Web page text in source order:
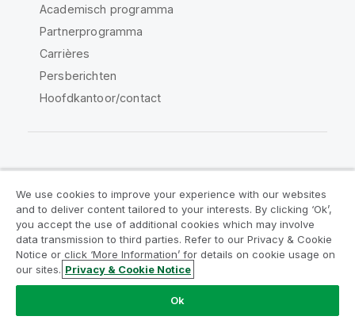
Academisch programma
Partnerprogramma
Carrières
Persberichten
Hoofdkantoor/contact
Juridische overeenkomsten
Productvoorwaarden
Legal Policies
Legal Policies
Gebruiksvoorwaarden
Handelsmerken
Do Not Share My Info
Copyright © 1993-2026 QlikTech International AB. Alle
We use cookies to improve your experience with our websites
and to deliver content tailored to your interests. By clicking ‘Ok’,
you accept the use of additional cookies which may involve
data transmission to third parties. Refer to our Privacy & Cookie
Notice or click ‘More Information’ for details on cookie usage on
our sites. Privacy & Cookie Notice
Ok